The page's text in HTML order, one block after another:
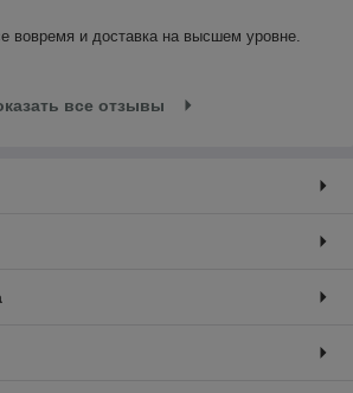
вовремя и доставка на высшем уровне.
все отзывы